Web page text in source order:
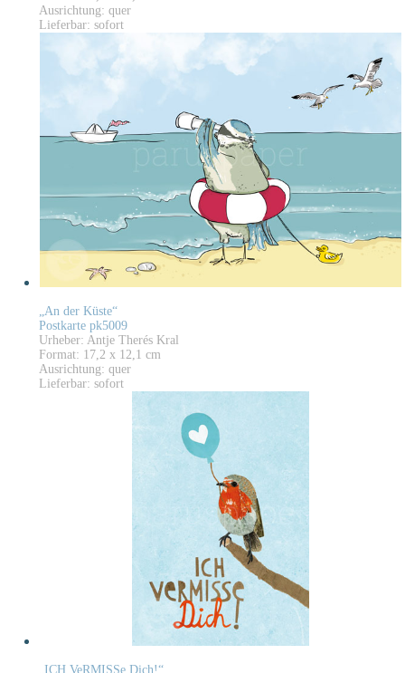
Ausrichtung: quer
Lieferbar: sofort
„An der Küste“
Postkarte pk5009
Urheber: Antje Therés Kral
Format: 17,2 x 12,1 cm
Ausrichtung: quer
Lieferbar: sofort
„ICH VeRMISSe Dich!“